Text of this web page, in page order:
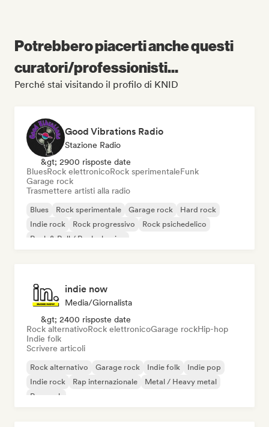
Potrebbero piacerti anche questi
curatori/professionisti...
Perché stai visitando il profilo di KNID
Good Vibrations Radio
Stazione Radio
&gt; 2900 risposte date
BluesRock elettronicoRock sperimentaleFunk
Garage rock
Trasmettere artisti alla radio
Blues Rock sperimentale Garage rock
Hard rock
Indie rock
Rock progressivo
Rock psichedelico
Rock & Roll / Rock classico
indie now
Media/Giornalista
&gt; 2400 risposte date
Rock alternativoRock elettronicoGarage rockHip-hop
Indie folk
Scrivere articoli
Rock alternativo Garage rock Indie folk
Indie pop
Indie rock
Rap internazionale
Metal / Heavy metal
Pop rock